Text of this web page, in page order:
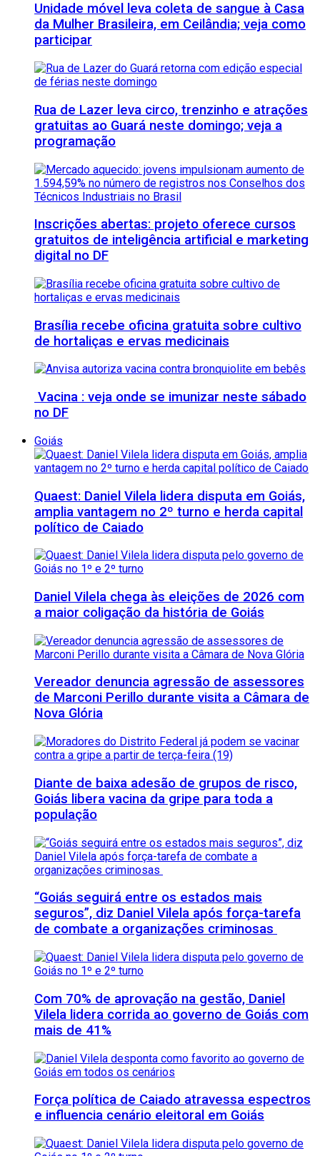
Unidade móvel leva coleta de sangue à Casa
da Mulher Brasileira, em Ceilândia; veja como
participar
Rua de Lazer leva circo, trenzinho e atrações
gratuitas ao Guará neste domingo; veja a
programação
Inscrições abertas: projeto oferece cursos
gratuitos de inteligência artificial e marketing
digital no DF
Brasília recebe oficina gratuita sobre cultivo
de hortaliças e ervas medicinais
Vacina : veja onde se imunizar neste sábado
no DF
Goiás
Quaest: Daniel Vilela lidera disputa em Goiás,
amplia vantagem no 2º turno e herda capital
político de Caiado
Daniel Vilela chega às eleições de 2026 com
a maior coligação da história de Goiás
Vereador denuncia agressão de assessores
de Marconi Perillo durante visita a Câmara de
Nova Glória
Diante de baixa adesão de grupos de risco,
Goiás libera vacina da gripe para toda a
população
“Goiás seguirá entre os estados mais
seguros”, diz Daniel Vilela após força-tarefa
de combate a organizações criminosas
Com 70% de aprovação na gestão, Daniel
Vilela lidera corrida ao governo de Goiás com
mais de 41%
Força política de Caiado atravessa espectros
e influencia cenário eleitoral em Goiás